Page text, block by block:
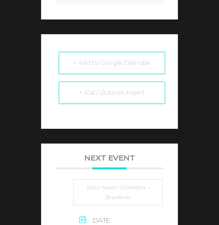
+ Add to Google Calendar
+ iCal / Outlook export
NEXT EVENT
Saito Kinen Orchestra –
Bruckner
DATE